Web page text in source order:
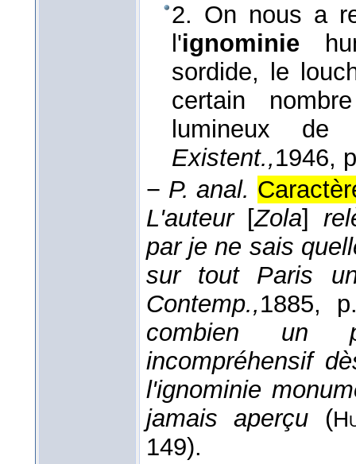
2. On nous a
l'ignominie
sordide, le
certain
lumineux
Existent.,1946,
− P. anal.
L'auteur [Zola]
par je ne sais
sur tout Paris
Contemp.,1885,
combien un
incompréhensif
l'ignominie
jamais aperçu (
149).